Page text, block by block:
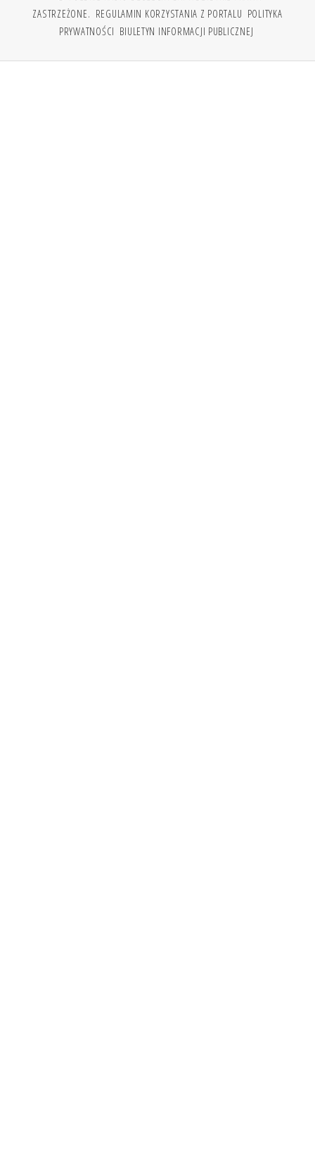
ZASTRZEŻONE. REGULAMIN KORZYSTANIA Z PORTALU POLITYKA
PRYWATNOŚCI BIULETYN INFORMACJI PUBLICZNEJ